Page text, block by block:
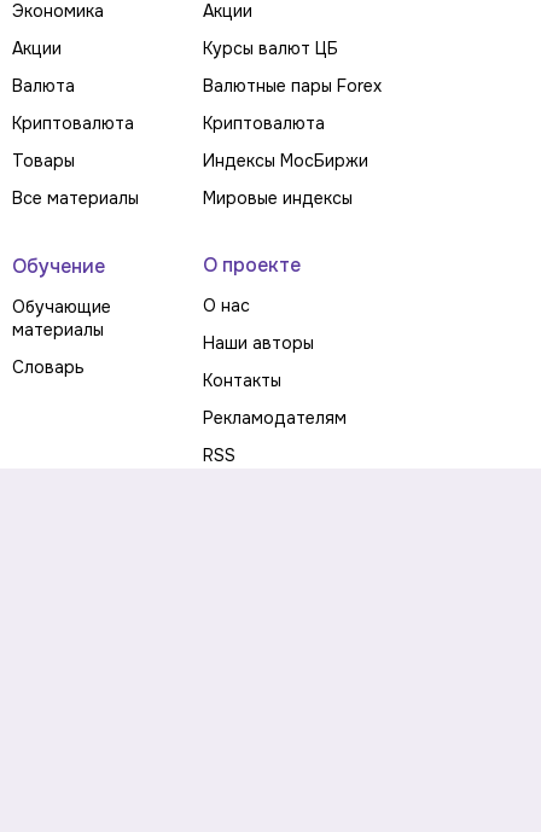
Экономика
Акции
Валюта
Криптовалюта
Товары
Все материалы
Акции
Курсы валют ЦБ
Валютные пары Forex
Криптовалюта
Индексы МосБиржи
Мировые индексы
Обучение
Обучающие
материалы
Словарь
О проекте
О нас
Наши авторы
Контакты
Рекламодателям
RSS